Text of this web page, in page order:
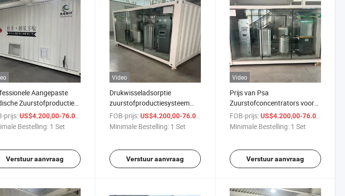
Aangepaste
Zuurstofproductie
Zuurstofgenerator
prijs: US$4.200,00-76.000,00
Bestelling: 1 Set
Verstuur aanvraag
Video
Drukwisseladsorptie
zuurstofproductiesysteem
voor medische
zuurstofproductie bunker
FOB-prijs: US$4.200,00-76.000,00
Minimale Bestelling: 1 Set
Verstuur aanvraag
Video
Prijs van Psa
Zuurstofconcentrators voor
Chinese Gemaakte Medische
Tijdelijke Ziekenhuizen
FOB-prijs: US$4.200,00-76.000,00
Minimale Bestelling: 1 Set
Verstuur aanvraag